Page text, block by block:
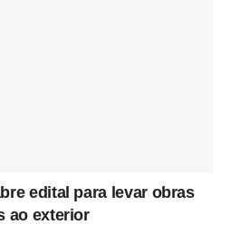
edital para levar obras
ao exterior